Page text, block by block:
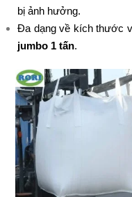
bị ảnh hưởng.
Đa dạng về kích thước
jumbo 1 tấn.